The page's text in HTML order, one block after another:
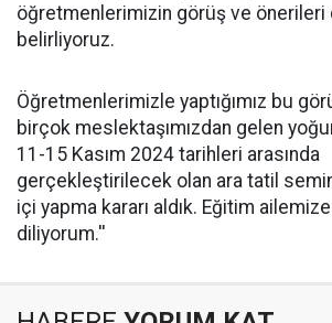
öğretmenlerimizin görüş ve
belirliyoruz.
Öğretmenlerimizle yaptığımız bu
birçok meslektaşımızdan gelen
11-15 Kasım 2024 tarihleri arasında
gerçekleştirilecek olan ara tatil
içi yapma kararı aldık. Eğitim ailemize
diliyorum.''